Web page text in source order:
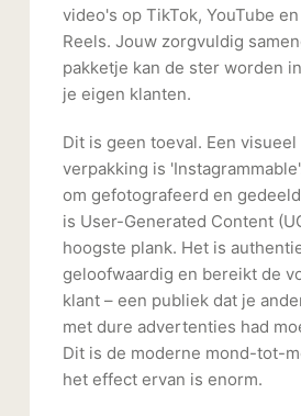
video's op TikTok, YouTube
Reels. Jouw zorgvuldig
pakketje kan de ster worden
je eigen klanten.
Dit is geen toeval. Een
verpakking is
om gefotografeerd en
is User-Generated Content
hoogste plank. Het is
geloofwaardig en bereikt de
klant – een publiek dat je
met dure advertenties had
Dit is de moderne mond-tot-
het effect ervan is enorm.